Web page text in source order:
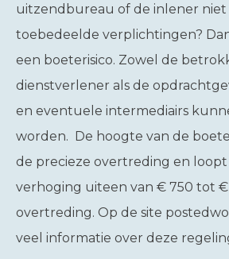
uitzendbureau of de inlener niet
toebedeelde verplichtingen?
een boeterisico. Zowel de
dienstverlener als de
en eventuele intermediairs
worden. De hoogte van de
de precieze overtreding en
verhoging uiteen van € 750 tot
overtreding. Op de site
veel informatie over deze